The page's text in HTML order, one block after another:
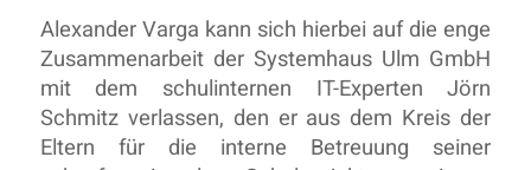
Alexander Varga kann sich hierbei auf die enge
Zusammenarbeit der Systemhaus Ulm GmbH
mit dem schulinternen IT-Experten Jörn
Schmitz verlassen, den er aus dem Kreis der
Eltern für die interne Betreuung seiner